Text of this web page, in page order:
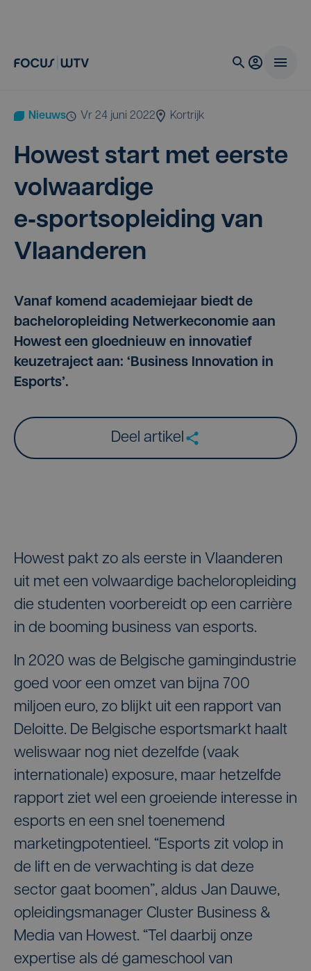
Nieuws vr 24 juni 2022 Kortrijk
Howest start met eer­ste
vol­waar­di­ge
e‑sportsopleiding van
Vlaanderen
Vanaf komend academiejaar biedt de
bacheloropleiding Netwerkeconomie aan
Howest een gloednieuw en innovatief
keuzetraject aan: ‘Business Innovation in
Esports’.
Deel artikel
Howest pakt zo als eerste in Vlaanderen
uit met een volwaardige bacheloropleiding
die studenten voorbereidt op een carrière
in de booming business van esports.
In 2020 was de Belgische gamingindustrie
goed voor een omzet van bijna 700
miljoen euro, zo blijkt uit een rapport van
Deloitte. De Belgische esportsmarkt haalt
weliswaar nog niet dezelfde (vaak
internationale) exposure, maar hetzelfde
rapport ziet wel een groeiende interesse in
esports en een snel toenemend
marketingpotentieel. “Esports zit volop in
de lift en de verwachting is dat deze
sector gaat boomen”, aldus Jan Dauwe,
opleidingsmanager Cluster Business &
Media van Howest. “Tel daarbij onze
expertise als dé gameschool van